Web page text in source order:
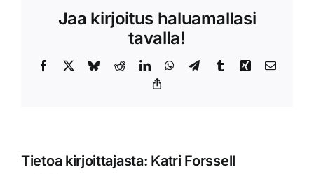
Jaa kirjoitus haluamallasi
tavalla!
Facebook BlueskyRedditLinkedInWhatsApp
TelegramTumblrXing
Tietoa kirjoittajasta: Katri Forssell